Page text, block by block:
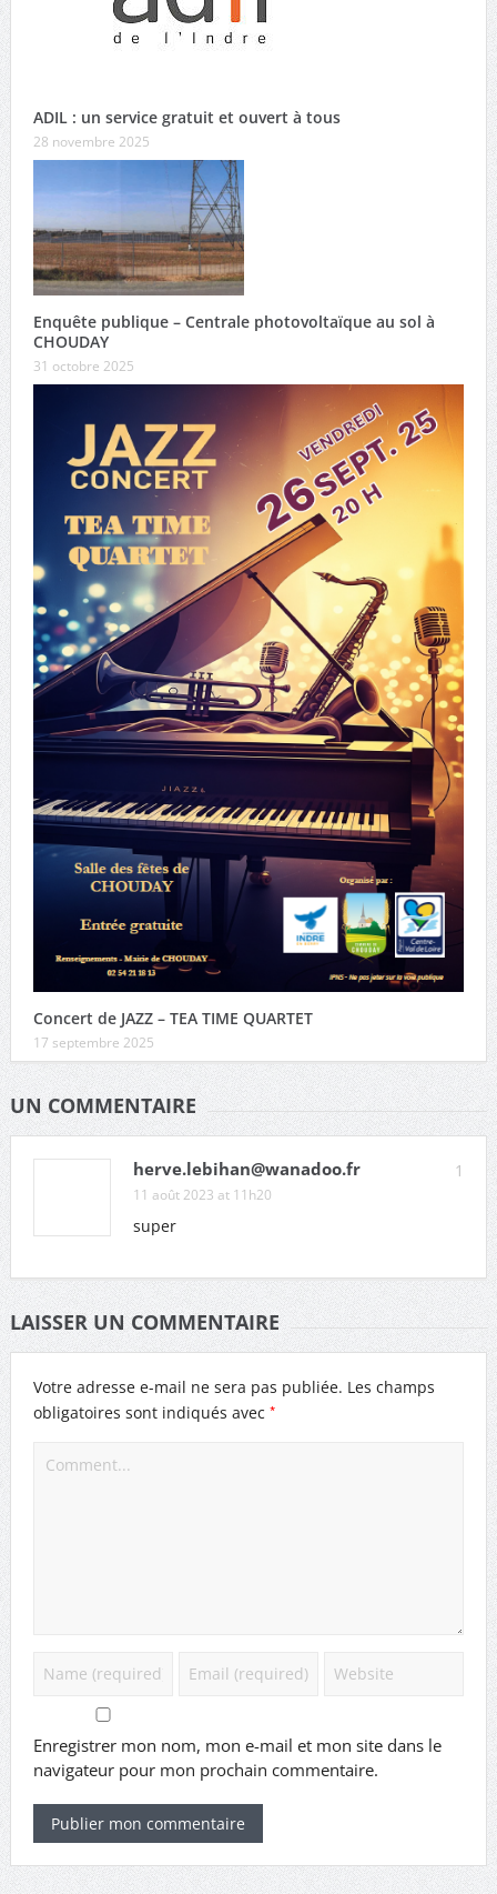
ADIL : un service gratuit et ouvert à tous
28 novembre 2025
Enquête publique – Centrale photovoltaïque au sol à
CHOUDAY
31 octobre 2025
Concert de JAZZ – TEA TIME QUARTET
17 septembre 2025
UN COMMENTAIRE
1
herve.lebihan@wanadoo.fr
11 août 2023 at 11h20
super
LAISSER UN COMMENTAIRE
Votre adresse e-mail ne sera pas publiée. Les champs
obligatoires sont indiqués avec *
Enregistrer mon nom, mon e-mail et mon site dans le
navigateur pour mon prochain commentaire.